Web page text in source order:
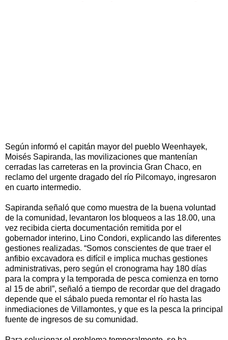
Según informó el capitán mayor del pueblo Weenhayek,
Moisés Sapiranda, las movilizaciones que mantenían
cerradas las carreteras en la provincia Gran Chaco, en
reclamo del urgente dragado del río Pilcomayo, ingresaron
en cuarto intermedio.
Sapiranda señaló que como muestra de la buena voluntad
de la comunidad, levantaron los bloqueos a las 18.00, una
vez recibida cierta documentación remitida por el
gobernador interino, Lino Condori, explicando las diferentes
gestiones realizadas. “Somos conscientes de que traer el
anfibio excavadora es difícil e implica muchas gestiones
administrativas, pero según el cronograma hay 180 días
para la compra y la temporada de pesca comienza en torno
al 15 de abril”, señaló a tiempo de recordar que del dragado
depende que el sábalo pueda remontar el río hasta las
inmediaciones de Villamontes, y que es la pesca la principal
fuente de ingresos de su comunidad.